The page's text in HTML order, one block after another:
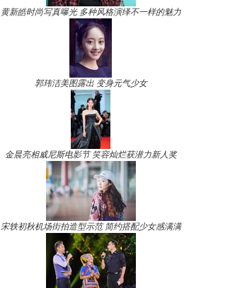
黄新皓时尚写真曝光 多种风格演绎不一样的魅力
郭玮洁美图露出 变身元气少女
金晨亮相威尼斯电影节 笑容灿烂获潜力新人奖
宋轶初秋机场街拍造型示范 简约搭配少女感满满